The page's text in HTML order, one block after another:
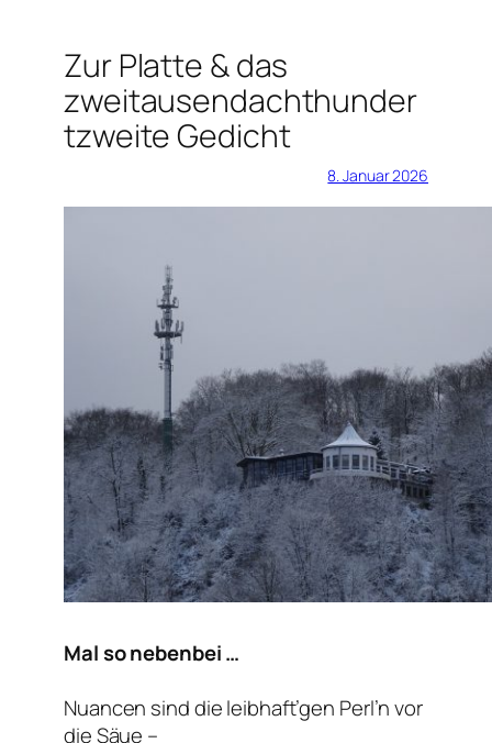
Zur Platte & das
zweitausendachthunder
tzweite Gedicht
8. Januar 2026
Mal so nebenbei …
Nuancen sind die leibhaft’gen Perl’n vor
die Säue –